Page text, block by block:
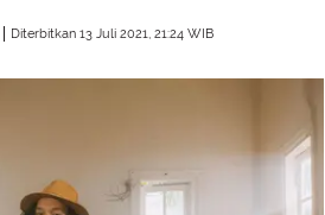
Diterbitkan 13 Juli 2021, 21:24 WIB